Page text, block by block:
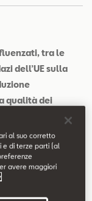
tra le
dell’UE sulla
qualità dei
al
recentemente
milione di veicoli
con 245.300
al suo corretto
e di terze parti (al
avere maggiori